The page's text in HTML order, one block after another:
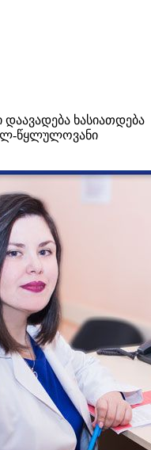
ხასიათდება
წყლულოვანი